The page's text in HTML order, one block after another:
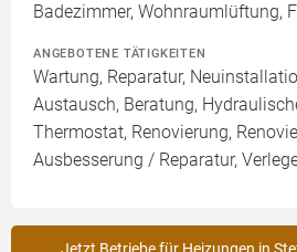
Badezimmer, Wohnraumlüftung,
ANGEBOTENE TÄTIGKEITEN
Wartung, Reparatur,
Austausch, Beratung,
Thermostat, Renovierung,
Ausbesserung / Reparatur,